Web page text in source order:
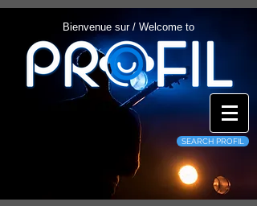
Bienvenue sur / Welcome to
SEARCH PROFIL